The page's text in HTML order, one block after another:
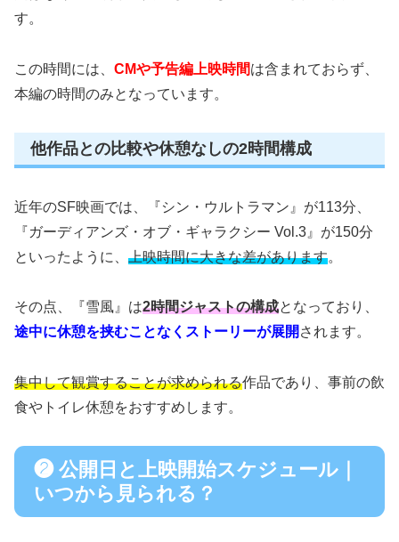
す。
この時間には、 CMや予告編上映時間は含まれておらず、
本編の時間のみとなっています。
他作品との比較や休憩なしの2時間構成
近年のSF映画では、『シン・ウルトラマン』が113分、
『ガーディアンズ・オブ・ギャラクシー Vol.3』が150分
といったように、 上映時間に大きな差があります。
その点、『雪風』は2時間ジャストの構成となっており、
途中に休憩を挟むことなくストーリーが展開 されます。
集中して観賞することが求められる作品であり、事前の飲
食やトイレ休憩をおすすめします。
❷ 公開日と上映開始スケジュール｜
いつから見られる？